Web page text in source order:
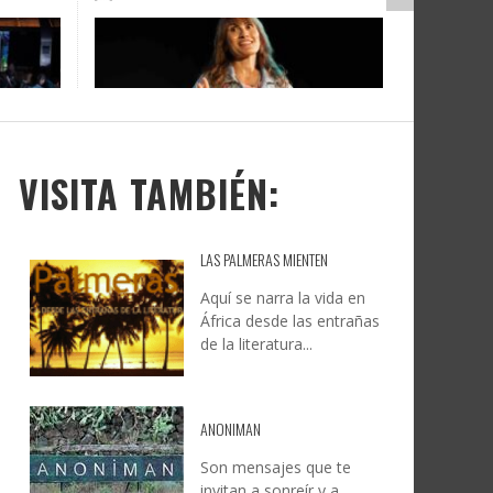
A
Y
DOCANARIAS CONVOCA A
INSTITUCIONES A REFLEXIONAR
SOBRE LA INTERNACIONALIZACIÓN
DEL CINE DE REALIDAD
JESÚS RODRÍGUEZ FALCÓN:
NATURALEZA, CAMINO Y
FOTOGRAFÍA
LEONCIO GONZÁLEZ, 9 JUNIO, 2026
VISITA TAMBIÉN:
LAS PALMERAS MIENTEN
Aquí se narra la vida en
África desde las entrañas
de la literatura...
ANONIMAN
Son mensajes que te